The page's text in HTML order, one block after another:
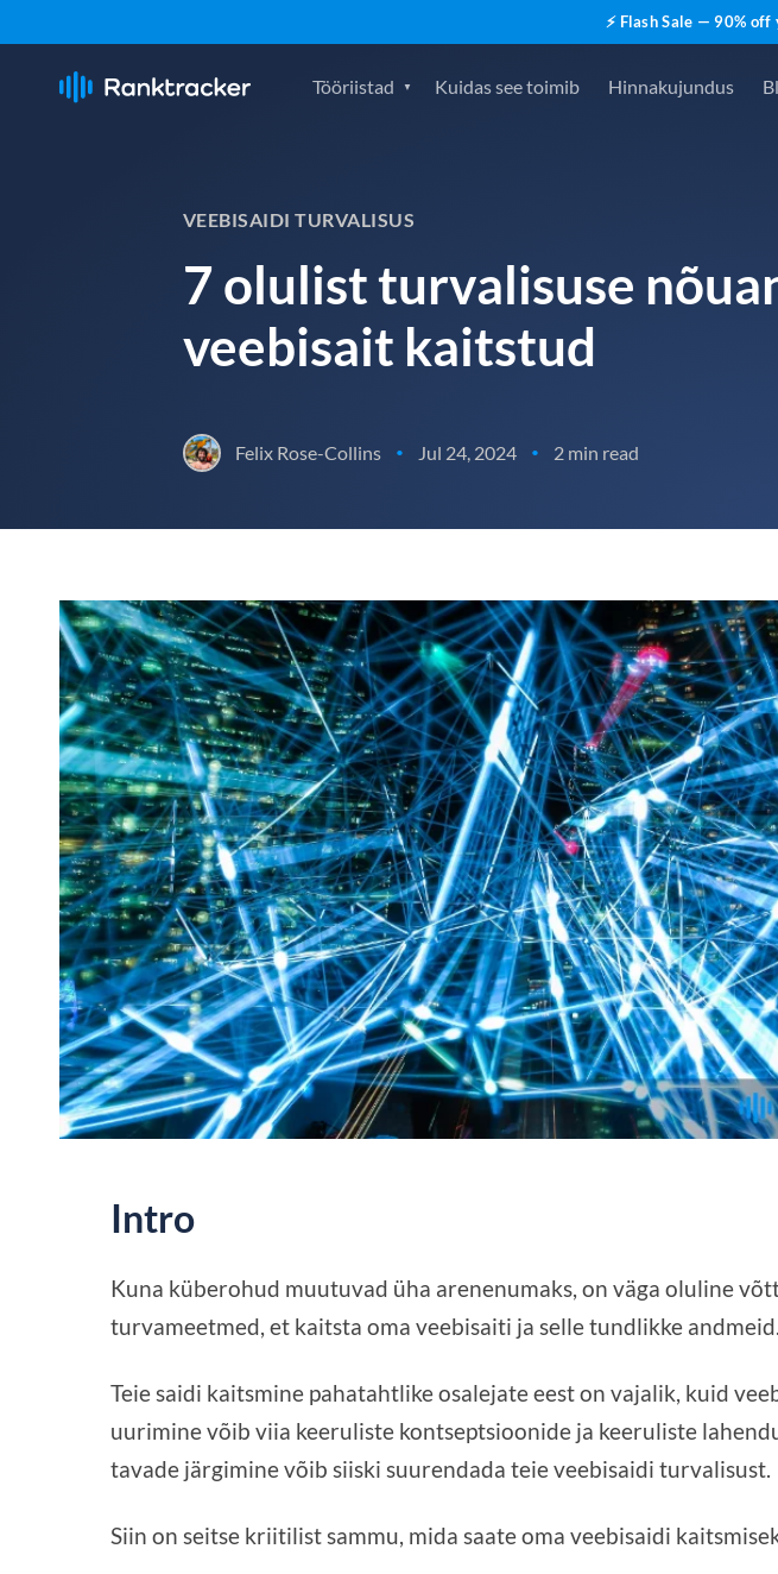
⚡ Flash Sale — 90%
Tööriistad Kuidas see toimib Hinnakujundus
VEEBISAIDI TURVALISUS
7 olulist turvalisuse
veebisait kaitstud
Felix Rose-Collins • Jul 24, 2024 • 2 min read
Intro
Kuna küberohud muutuvad üha arenenumaks, on väga oluline
turvameetmed, et kaitsta oma veebisaiti ja selle tundlikke andmeid.
Teie saidi kaitsmine pahatahtlike osalejate eest on vajalik, kuid
uurimine võib viia keeruliste kontseptsioonide ja keeruliste
tavade järgimine võib siiski suurendada teie veebisaidi turvalisust.
Siin on seitse kriitilist sammu, mida saate oma veebisaidi